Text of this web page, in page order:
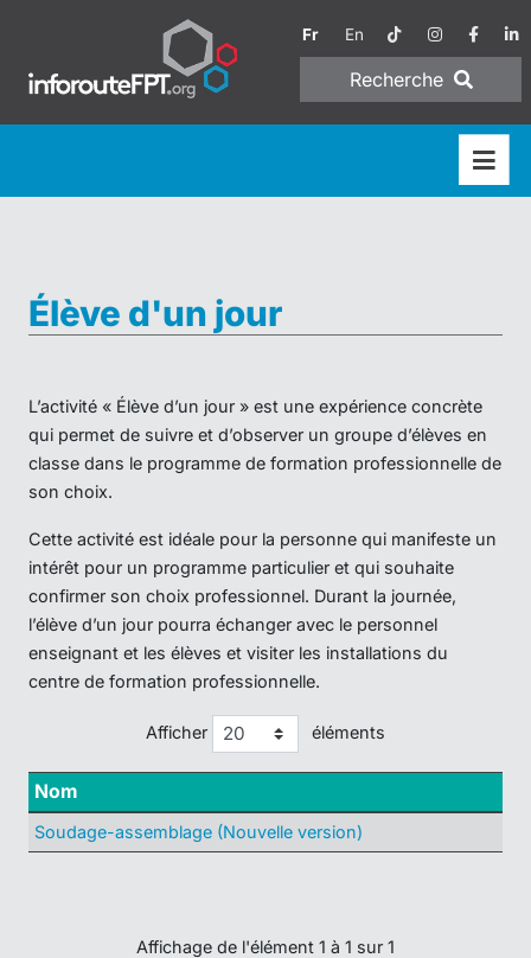
Fr En
Recherche
Élève d'un jour
L’activité « Élève d’un jour » est une expérience concrète
qui permet de suivre et d’observer un groupe d’élèves en
classe dans le programme de formation professionnelle de
son choix.
Cette activité est idéale pour la personne qui manifeste un
intérêt pour un programme particulier et qui souhaite
confirmer son choix professionnel. Durant la journée,
l’élève d’un jour pourra échanger avec le personnel
enseignant et les élèves et visiter les installations du
centre de formation professionnelle.
Afficher éléments
Nom
Soudage-assemblage (Nouvelle version)
Affichage de l'élément 1 à 1 sur 1